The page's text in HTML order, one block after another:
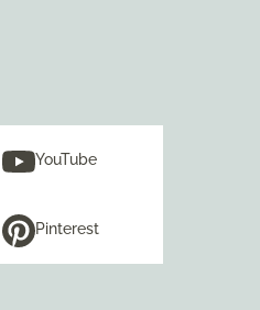
YouTube
Pinterest